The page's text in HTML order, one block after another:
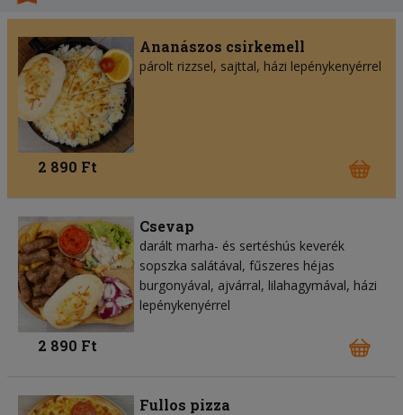
Ananászos csirkemell
párolt rizzsel, sajttal, házi lepénykenyérrel
2 890 Ft
Csevap
darált marha- és sertéshús keverék
sopszka salátával, fűszeres héjas
burgonyával, ajvárral, lilahagymával, házi
lepénykenyérrel
2 890 Ft
Fullos pizza